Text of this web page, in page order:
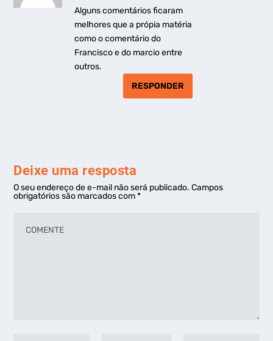
Alguns comentários ficaram
melhores que a própia matéria
como o comentário do
Francisco e do marcio entre
outros.
RESPONDER
Deixe uma resposta
O seu endereço de e-mail não será publicado. Campos
obrigatórios são marcados com*